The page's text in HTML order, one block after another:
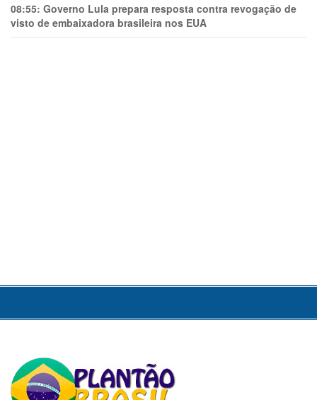
08:55: Governo Lula prepara resposta contra revogação de
visto de embaixadora brasileira nos EUA